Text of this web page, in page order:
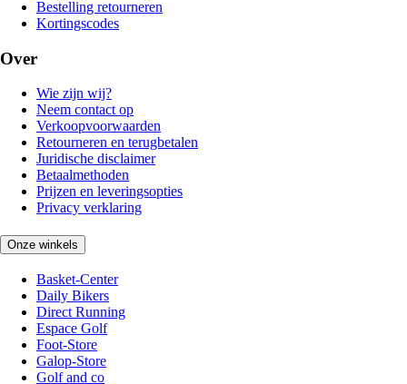
Bestelling retourneren
Kortingscodes
Over
Wie zijn wij?
Neem contact op
Verkoopvoorwaarden
Retourneren en terugbetalen
Juridische disclaimer
Betaalmethoden
Prijzen en leveringsopties
Privacy verklaring
Onze winkels
Basket-Center
Daily Bikers
Direct Running
Espace Golf
Foot-Store
Galop-Store
Golf and co